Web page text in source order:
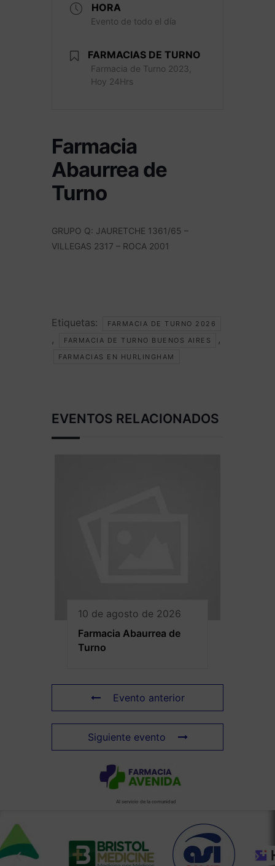
HORA
Evento de todo el día
FARMACIAS DE TURNO
Farmacia de Turno 2023,
Hoy 24Hrs
Farmacia
Abaurrea de
Turno
GRUPO Q: JAURETCHE 1361/65 –
VILLEGAS 2317 – ROCA 2001
Etiquetas: FARMACIA DE TURNO 2026
, FARMACIA DE TURNO BUENOS AIRES ,
FARMACIAS EN HURLINGHAM
EVENTOS RELACIONADOS
10 de agosto de 2026
Farmacia Abaurrea de
Turno
Evento anterior
Siguiente evento
Al servicio de la comunidad